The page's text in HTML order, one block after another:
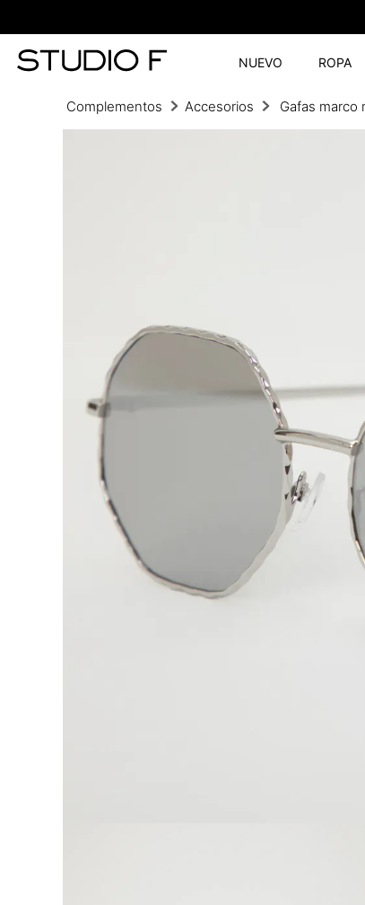
NUEVO ROPA
Complementos Accesorios Gafas marco